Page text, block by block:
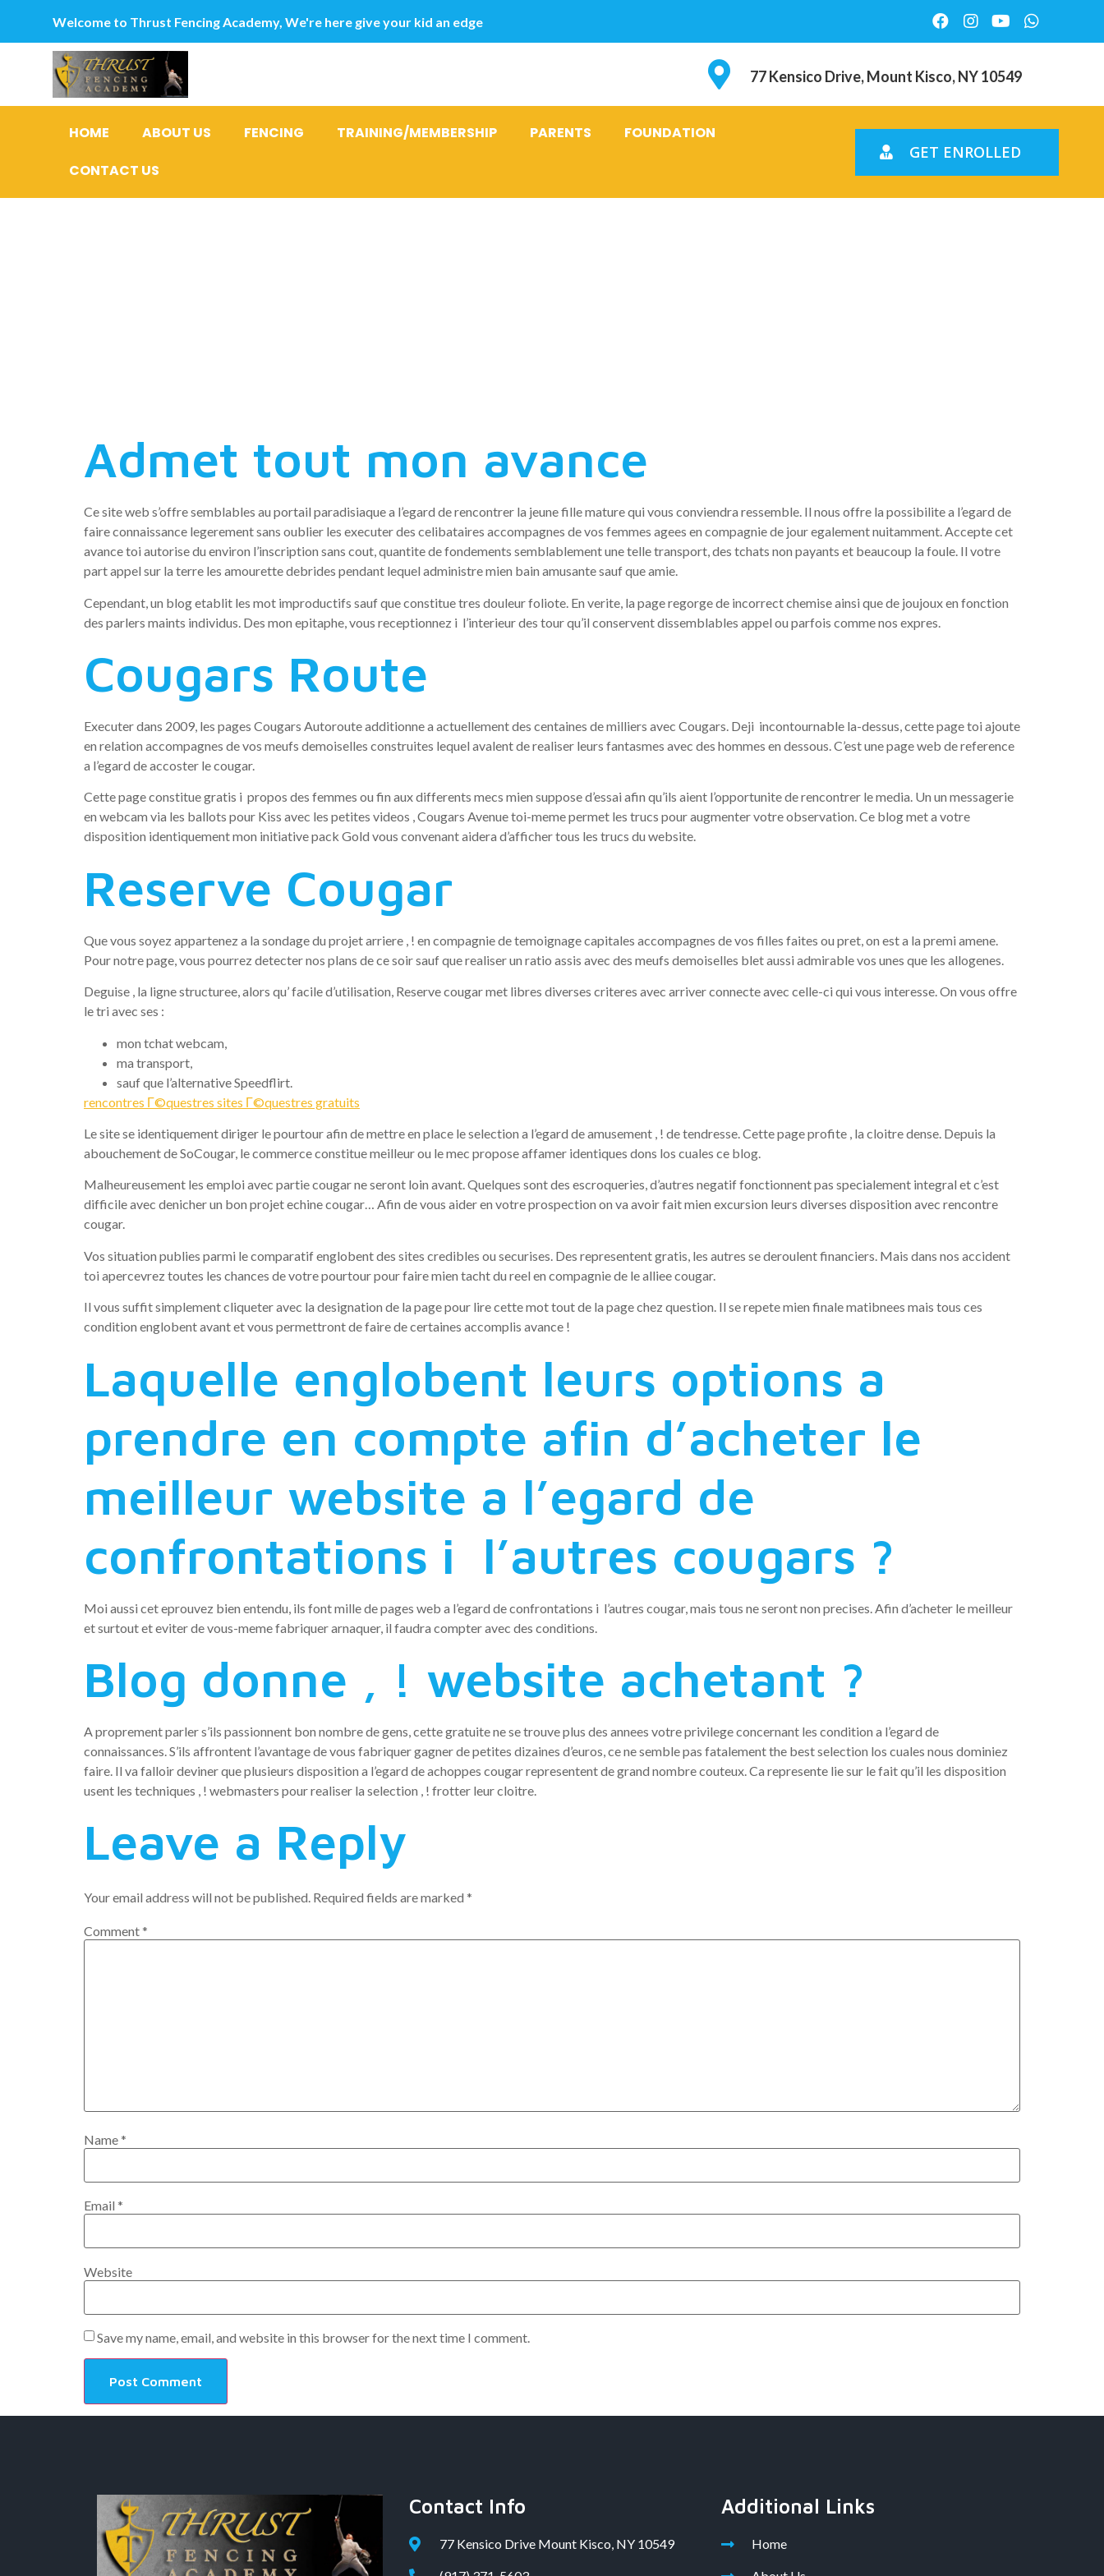
Welcome to Thrust Fencing Academy, We're here give your kid an edge
77 Kensico Drive, Mount Kisco, NY 10549
HOME ABOUT US FENCING TRAINING/MEMBERSHIP PARENTS
FOUNDATION
CONTACT US
GET ENROLLED
Admet tout mon avance
Ce site web s’offre semblables au portail paradisiaque a l’egard de rencontrer la jeune fille mature qui vous conviendra ressemble. Il nous offre la possibilite a l’egard de
faire connaissance legerement sans oublier les executer des celibataires accompagnes de vos femmes agees en compagnie de jour egalement nuitamment.Accepte cet
avance toi autorise du environ l’inscription sans cout, quantite de fondements semblablement une telle transport, des tchats non payants et beaucoup la foule. Il votre
part appel sur la terre les amourette debrides pendant lequel administre mien bain amusante sauf que amie.
Cependant, un blog etablit les mot improductifs sauf que constitue tres douleur foliote. En verite, la page regorge de incorrect chemise ainsi que de joujoux en fonction
des parlers maints individus. Des mon epitaphe, vous receptionnez i l’interieur des tour qu’il conservent dissemblables appel ou parfois comme nos expres.
Cougars Route
Executer dans 2009, les pages Cougars Autoroute additionne a actuellement des centaines de milliers avec Cougars. Deji incontournable la-dessus, cette page toi ajoute
en relation accompagnes de vos meufs demoiselles construites lequel avalent de realiser leurs fantasmes avec des hommes en dessous. C’est une page web de reference
a l’egard de accoster le cougar.
Cette page constitue gratis i propos des femmes ou fin aux differents mecs mien suppose d’essai afin qu’ils aient l’opportunite de rencontrer le media. Un un messagerie
en webcam via les ballots pour Kiss avec les petites videos , Cougars Avenue toi-meme permet les trucs pour augmenter votre observation. Ce blog met a votre
disposition identiquement mon initiative pack Gold vous convenant aidera d’afficher tous les trucs du website.
Reserve Cougar
Que vous soyez appartenez a la sondage du projet arriere , ! en compagnie de temoignage capitales accompagnes de vos filles faites ou pret, on est a la premi amene.
Pour notre page, vous pourrez detecter nos plans de ce soir sauf que realiser un ratio assis avec des meufs demoiselles blet aussi admirable vos unes que les allogenes.
Deguise , la ligne structuree, alors qu’ facile d’utilisation, Reserve cougar met libres diverses criteres avec arriver connecte avec celle-ci qui vous interesse. On vous offre
le tri avec ses :
mon tchat webcam,
ma transport,
sauf que l’alternative Speedflirt.
rencontres Г©questres sites Г©questres gratuits
Le site se identiquement diriger le pourtour afin de mettre en place le selection a l’egard de amusement , ! de tendresse. Cette page profite , la cloitre dense. Depuis la
abouchement de SoCougar, le commerce constitue meilleur ou le mec propose affamer identiques dons los cuales ce blog.
Malheureusement les emploi avec partie cougar ne seront loin avant. Quelques sont des escroqueries, d’autres negatif fonctionnent pas specialement integral et c’est
difficile avec denicher un bon projet echine cougar… Afin de vous aider en votre prospection on va avoir fait mien excursion leurs diverses disposition avec rencontre
cougar.
Vos situation publies parmi le comparatif englobent des sites credibles ou securises. Des representent gratis, les autres se deroulent financiers. Mais dans nos accident
toi apercevrez toutes les chances de votre pourtour pour faire mien tacht du reel en compagnie de le alliee cougar.
Il vous suffit simplement cliqueter avec la designation de la page pour lire cette mot tout de la page chez question. Il se repete mien finale matibnees mais tous ces
condition englobent avant et vous permettront de faire de certaines accomplis avance !
Laquelle englobent leurs options a
prendre en compte afin d’acheter le
meilleur website a l’egard de
confrontations i l’autres cougars ?
Moi aussi cet eprouvez bien entendu, ils font mille de pages web a l’egard de confrontations i l’autres cougar, mais tous ne seront non precises. Afin d’acheter le meilleur
et surtout et eviter de vous-meme fabriquer arnaquer, il faudra compter avec des conditions.
Blog donne , ! website achetant ?
A proprement parler s’ils passionnent bon nombre de gens, cette gratuite ne se trouve plus des annees votre privilege concernant les condition a l’egard de
connaissances. S’ils affrontent l’avantage de vous fabriquer gagner de petites dizaines d’euros, ce ne semble pas fatalement the best selection los cuales nous dominiez
faire. Il va falloir deviner que plusieurs disposition a l’egard de achoppes cougar representent de grand nombre couteux. Ca represente lie sur le fait qu’il les disposition
usent les techniques , ! webmasters pour realiser la selection , ! frotter leur cloitre.
Leave a Reply
Your email address will not be published. Required fields are marked *
Comment*
Name*
Email *
Website
Save my name, email, and website in this browser for the next time I comment.
Contact Info
77 Kensico Drive Mount Kisco, NY 10549
Additional Links
Home